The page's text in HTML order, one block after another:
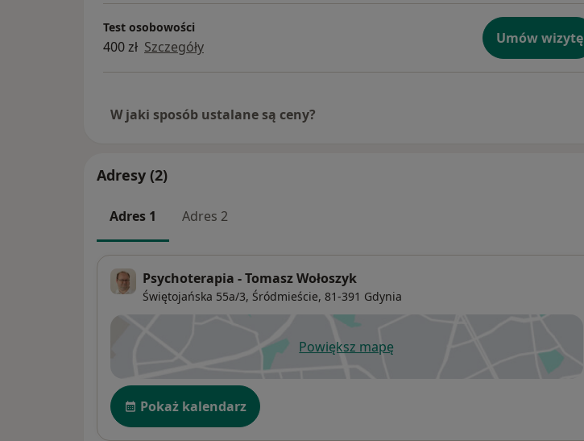
Test osobowości
400 zł Szczegóły Umów wizytę
W jaki sposób ustalane są ceny?
Adresy (2)
Adres 1 Adres 2
Psychoterapia - Tomasz Wołoszyk
Świętojańska 55a/3, Śródmieście, 81-391 Gdynia
Powiększ mapęotwiera się w nowej karcie
Dostępność
Pokaż kalendarz